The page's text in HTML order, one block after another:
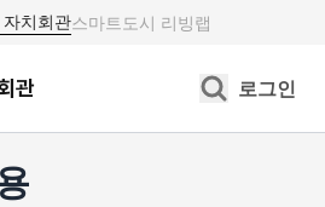
치회관스마트도시 리빙랩
관 로그인